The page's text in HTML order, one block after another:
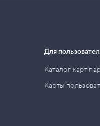
Для
Каталог карт
Карты